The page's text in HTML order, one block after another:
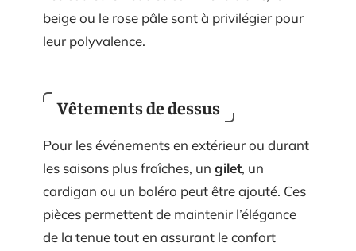
beige ou le rose pâle sont à privilégier pour
leur polyvalence.
Vêtements de dessus
Pour les événements en extérieur ou durant
les saisons plus fraîches, un gilet, un
cardigan ou un boléro peut être ajouté. Ces
pièces permettent de maintenir l’élégance
de la tenue tout en assurant le confort